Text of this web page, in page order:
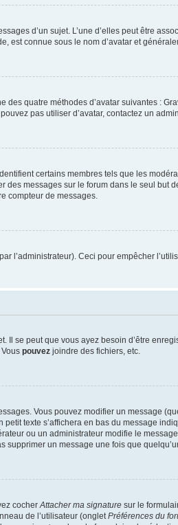
d’un sujet. L’une d’elles peut être
est connue sous le nom d’avatar et
quatre méthodes d’avatar suivantes :
pas utiliser d’avatar, contactez un
certains membres tels que les
des messages sur le forum dans le seul but
compteur de messages.
l’administrateur). Ceci pour empêcher
se peut que vous ayez besoin d’être
pouvez joindre des fichiers, etc.
Vous pouvez modifier un message
texte s’affichera en bas du message
ou un administrateur modifie le
supprimer un message une fois que
cocherAttacher ma signature sur le
de l’utilisateur (ongletPréférences du